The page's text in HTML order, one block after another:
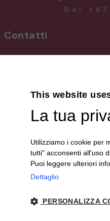
Contatti
+39 3394.26.50.78
info@antichitadaziano.com
This website
La tua
Utilizziamo i cookie per
tutti" acconsenti all'uso
Puoi leggere ulteriori
Dettaglio
PERSONALIZZA